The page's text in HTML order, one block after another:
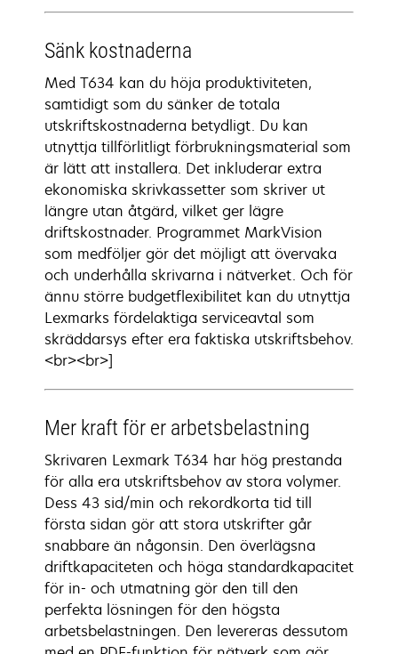
Sänk kostnaderna
Med T634 kan du höja produktiviteten,
samtidigt som du sänker de totala
utskriftskostnaderna betydligt. Du kan
utnyttja tillförlitligt förbrukningsmaterial som
är lätt att installera. Det inkluderar extra
ekonomiska skrivkassetter som skriver ut
längre utan åtgärd, vilket ger lägre
driftskostnader. Programmet MarkVision
som medföljer gör det möjligt att övervaka
och underhålla skrivarna i nätverket. Och för
ännu större budgetflexibilitet kan du utnyttja
Lexmarks fördelaktiga serviceavtal som
skräddarsys efter era faktiska utskriftsbehov.
<br><br>]
Mer kraft för er arbetsbelastning
Skrivaren Lexmark T634 har hög prestanda
för alla era utskriftsbehov av stora volymer.
Dess 43 sid/min och rekordkorta tid till
första sidan gör att stora utskrifter går
snabbare än någonsin. Den överlägsna
driftkapaciteten och höga standardkapacitet
för in- och utmatning gör den till den
perfekta lösningen för den högsta
arbetsbelastningen. Den levereras dessutom